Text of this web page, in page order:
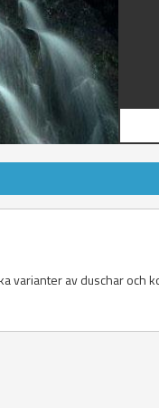
varianter av duschar och